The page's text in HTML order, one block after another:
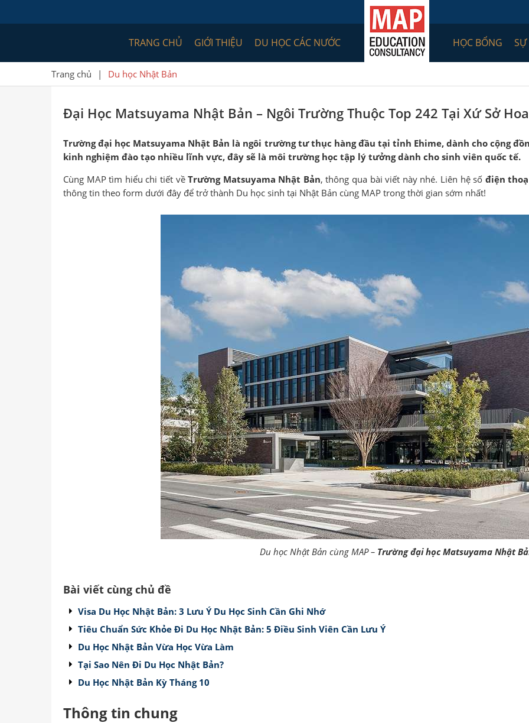
TRANG CHỦ GIỚI THIỆU DU HỌC CÁC NƯỚC HỌC BỔNG SỰ
Trang chủ | Du học Nhật Bản
Đại Học Matsuyama Nhật Bản – Ngôi Trường Thuộc Top 242 Tại Xứ Sở
Trường đại học Matsuyama Nhật Bản là ngôi trường tư thục hàng đầu tại tỉnh Ehime, dành cho cộng
kinh nghiệm đào tạo nhiều lĩnh vực, đây sẽ là môi trường học tập lý tưởng dành cho sinh viên quốc tế.
Cùng MAP tìm hiểu chi tiết vềTrường Matsuyama Nhật Bản, thông qua bài viết này nhé. Liên hệ số điện
thông tin theo form dưới đây để trở thành Du học sinh tại Nhật Bản cùng MAP trong thời gian sớm nhất!
Du học Nhật Bản cùng MAP – Trường đại học Matsuyama Nhật
Bài viết cùng chủ đề
Visa Du Học Nhật Bản: 3 Lưu Ý Du Học Sinh Cần Ghi Nhớ
Tiêu Chuẩn Sức Khỏe Đi Du Học Nhật Bản: 5 Điều Sinh Viên Cần Lưu Ý
Du Học Nhật Bản Vừa Học Vừa Làm
Tại Sao Nên Đi Du Học Nhật Bản?
Du Học Nhật Bản Kỳ Tháng 10
Thông tin chung